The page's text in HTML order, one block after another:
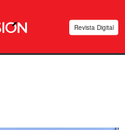
Revista Digital